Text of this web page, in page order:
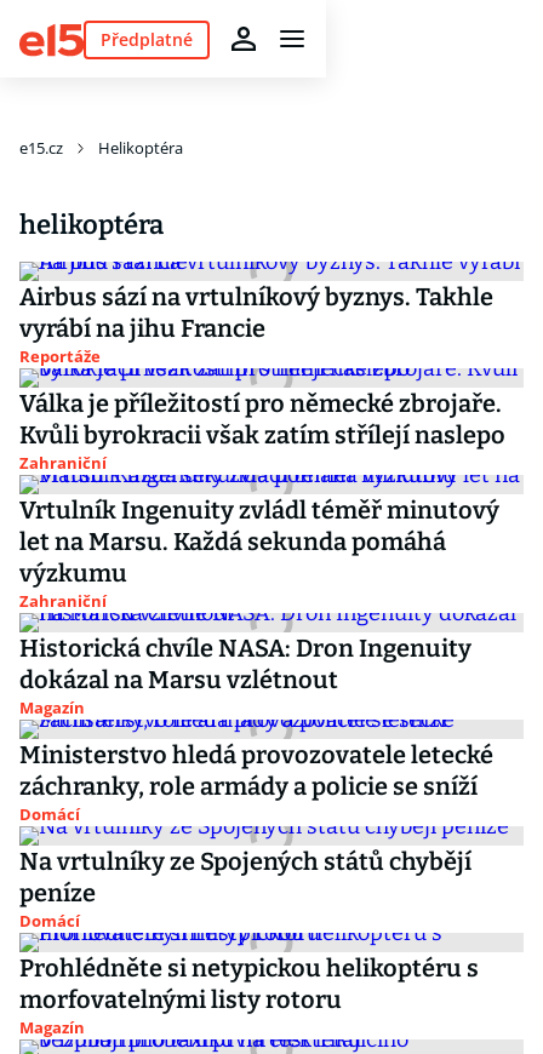
Předplatné
e15.cz Helikoptéra
helikoptéra
Airbus sází na vrtulníkový byznys. Takhle
vyrábí na jihu Francie
Reportáže
Válka je příležitostí pro německé zbrojaře.
Kvůli byrokracii však zatím střílejí naslepo
Zahraniční
Vrtulník Ingenuity zvládl téměř minutový
let na Marsu. Každá sekunda pomáhá
výzkumu
Zahraniční
Historická chvíle NASA: Dron Ingenuity
dokázal na Marsu vzlétnout
Magazín
Ministerstvo hledá provozovatele letecké
záchranky, role armády a policie se sníží
Domácí
Na vrtulníky ze Spojených států chybějí
peníze
Domácí
Prohlédněte si netypickou helikoptéru s
morfovatelnými listy rotoru
Magazín